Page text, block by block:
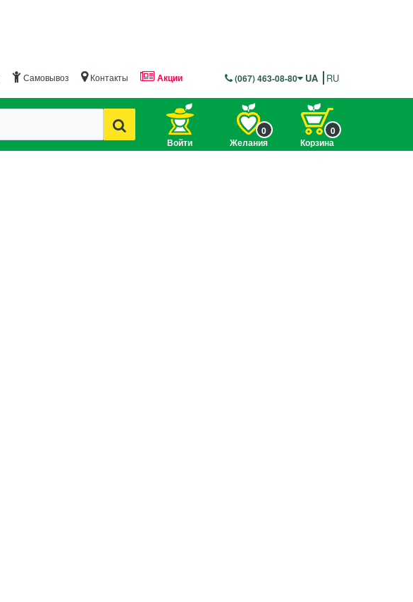
Самовывоз Контакты Акции (067) 463-08-80 UA RU
Войти Желания
0
Корзина
0